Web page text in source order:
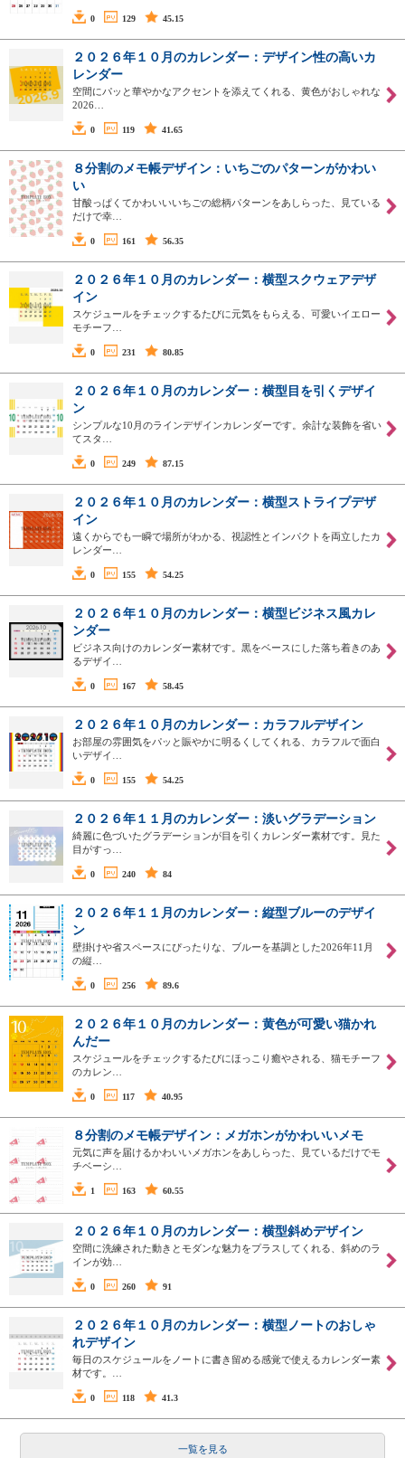
0 129 45.15
２０２６年１０月のカレンダー：デザイン性の高いカ
レンダー
空間にパッと華やかなアクセントを添えてくれる、黄色がおしゃれな
2026…
0 119 41.65
８分割のメモ帳デザイン：いちごのパターンがかわい
い
甘酸っぱくてかわいいいちごの総柄パターンをあしらった、見ている
だけで幸…
0 161 56.35
２０２６年１０月のカレンダー：横型スクウェアデザ
イン
スケジュールをチェックするたびに元気をもらえる、可愛いイエロー
モチーフ…
0 231 80.85
２０２６年１０月のカレンダー：横型目を引くデザイ
ン
シンプルな10月のラインデザインカレンダーです。余計な装飾を省い
てスタ…
0 249 87.15
２０２６年１０月のカレンダー：横型ストライプデザ
イン
遠くからでも一瞬で場所がわかる、視認性とインパクトを両立したカ
レンダー…
0 155 54.25
２０２６年１０月のカレンダー：横型ビジネス風カレ
ンダー
ビジネス向けのカレンダー素材です。黒をベースにした落ち着きのあ
るデザイ…
0 167 58.45
２０２６年１０月のカレンダー：カラフルデザイン
お部屋の雰囲気をパッと賑やかに明るくしてくれる、カラフルで面白
いデザイ…
0 155 54.25
２０２６年１１月のカレンダー：淡いグラデーション
綺麗に色づいたグラデーションが目を引くカレンダー素材です。見た
目がすっ…
0 240 84
２０２６年１１月のカレンダー：縦型ブルーのデザイ
ン
壁掛けや省スペースにぴったりな、ブルーを基調とした2026年11月
の縦…
0 256 89.6
２０２６年１０月のカレンダー：黄色が可愛い猫かれ
んだー
スケジュールをチェックするたびにほっこり癒やされる、猫モチーフ
のカレン…
0 117 40.95
８分割のメモ帳デザイン：メガホンがかわいいメモ
元気に声を届けるかわいいメガホンをあしらった、見ているだけでモ
チベーシ…
1 163 60.55
２０２６年１０月のカレンダー：横型斜めデザイン
空間に洗練された動きとモダンな魅力をプラスしてくれる、斜めのラ
インが効…
0 260 91
２０２６年１０月のカレンダー：横型ノートのおしゃ
れデザイン
毎日のスケジュールをノートに書き留める感覚で使えるカレンダー素
材です。…
0 118 41.3
一覧を見る